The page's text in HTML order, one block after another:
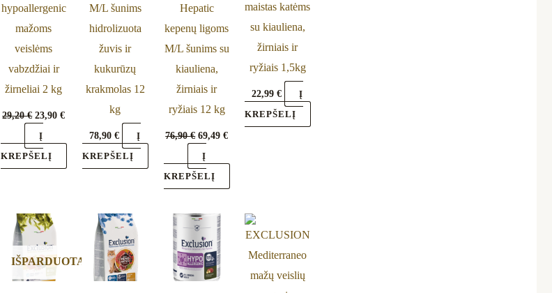
hypoallergenic
mažoms
veislėms
vabzdžiai ir
žirneliai 2 kg
29,20€ 23,90€
Į
KREPŠELĮ
M/L šunims
hidrolizuota
žuvis ir
kukurūzų
krakmolas 12
kg
78,90€
Į
KREPŠELĮ
Hepatic
kepenų ligoms
M/L šunims su
kiauliena,
žirniais ir
ryžiais 12 kg
76,90€ 69,49€
Į
KREPŠELĮ
maistas katėms
su kiauliena,
žirniais ir
ryžiais 1,5kg
22,99€
Į
KREPŠELĮ
IŠPARDUOTA
Price
range:
25,69 €
through
46,65 €
This